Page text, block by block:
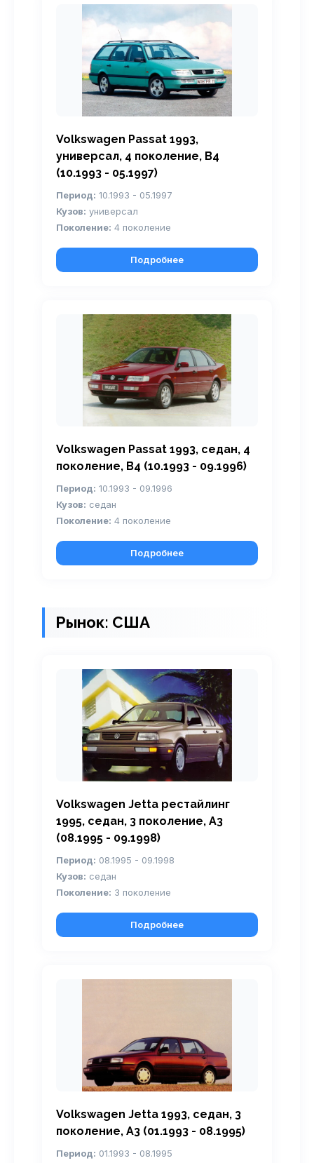
Volkswagen Passat 1993,
универсал, 4 поколение, B4
(10.1993 - 05.1997)
Период: 10.1993 - 05.1997
Кузов: универсал
Поколение: 4 поколение
Подробнее
Volkswagen Passat 1993, седан, 4
поколение, B4 (10.1993 - 09.1996)
Период: 10.1993 - 09.1996
Кузов: седан
Поколение: 4 поколение
Подробнее
Рынок: США
Volkswagen Jetta рестайлинг
1995, седан, 3 поколение, A3
(08.1995 - 09.1998)
Период: 08.1995 - 09.1998
Кузов: седан
Поколение: 3 поколение
Подробнее
Volkswagen Jetta 1993, седан, 3
поколение, A3 (01.1993 - 08.1995)
Период: 01.1993 - 08.1995